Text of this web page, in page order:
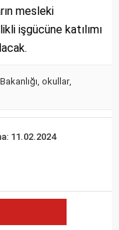
mesleki
işgücüne katılımı
, okullar,
11.02.2024